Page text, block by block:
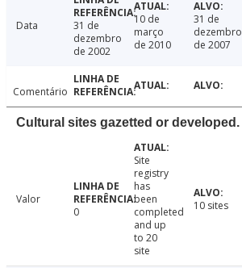
Data
31 de
dezembro
de 2002
10 de
março
de 2010
31 de
dezembro
de 2007
Comentário
Cultural sites gazetted or developed.
Valor
0
Site
registry
has
been
completed
and up
to 20
site
10 sites